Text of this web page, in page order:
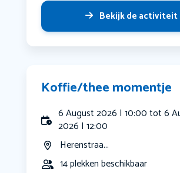
Bekijk de activiteit
Koffie/thee momentje
6 August 2026 | 10:00 tot 6
2026 | 12:00
Herenstraa...
14 plekken beschikbaar